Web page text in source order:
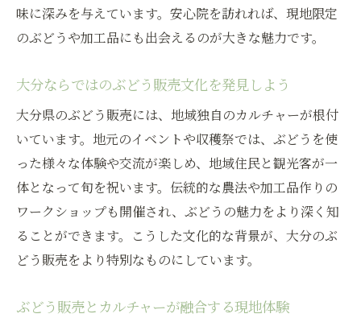
ぶどう販売を活用した思い出作りのヒント
ぶどう販売なら安心院エリアが注目の理由
ぶどう販売で注目される安心院エリアの強
み
直売所で広がる安心院ぶどう販売の魅力
安心院のぶどう販売おすすめポイントまと
め
旬のぶどう販売と観光体験が両立する安心
旬を感じるぶどう体験と直売所めぐり
味に深みを与えています。安心院を訪れれば、現地限定
のぶどうや加工品にも出会えるのが大きな魅力です。
大分ならではのぶどう販売文化を発見しよう
大分県のぶどう販売には、地域独自のカルチャーが根付
いています。地元のイベントや収穫祭では、ぶどうを使
った様々な体験や交流が楽しめ、地域住民と観光客が一
体となって旬を祝います。伝統的な農法や加工品作りの
ワークショップも開催され、ぶどうの魅力をより深く知
ることができます。こうした文化的な背景が、大分のぶ
どう販売をより特別なものにしています。
ぶどう販売とカルチャーが融合する現地体験